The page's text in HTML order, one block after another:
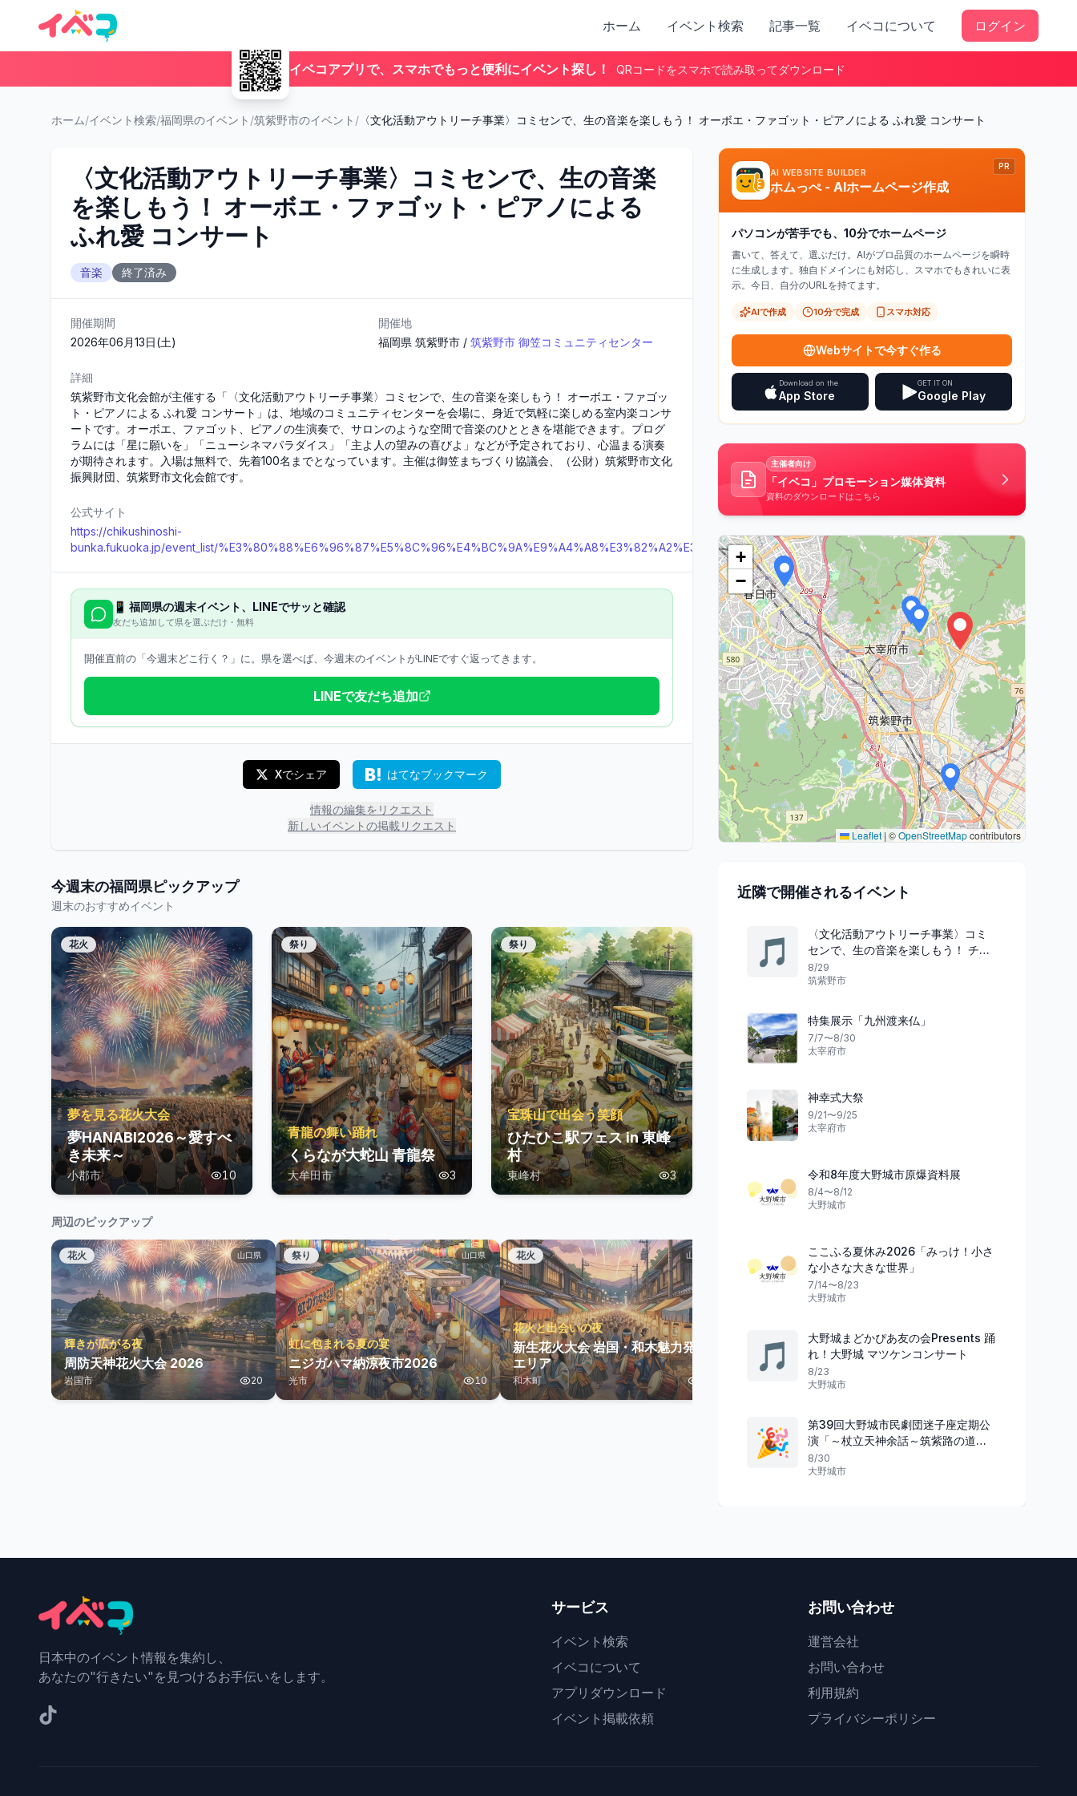
ホーム イベント検索 記事一覧 イベコについて ログイン
イベコアプリで、スマホでもっと便利にイベント探し！ QRコードをスマホで読み取ってダウンロード
ホーム/イベント検索/福岡県のイベント /筑紫野市のイベント / 〈文化活動アウトリーチ事業〉コミセンで、生の音楽を楽しもう！ オーボエ・ファゴット・ピアノによる ふれ愛 コンサート
〈文化活動アウトリーチ事業〉コミセンで、生の音楽
を楽しもう！ オーボエ・ファゴット・ピアノによる
ふれ愛 コンサート
音楽 終了済み
開催期間
2026年06月13日(土)
開催地
福岡県 筑紫野市 / 筑紫野市 御笠コミュニティセンター
詳細
筑紫野市文化会館が主催する「〈文化活動アウトリーチ事業〉コミセンで、生の音楽を楽しもう！ オーボエ・ファゴッ
ト・ピアノによる ふれ愛 コンサート」は、地域のコミュニティセンターを会場に、身近で気軽に楽しめる室内楽コンサ
ートです。オーボエ、ファゴット、ピアノの生演奏で、サロンのような空間で音楽のひとときを堪能できます。プログ
ラムには「星に願いを」「ニューシネマパラダイス」「主よ人の望みの喜びよ」などが予定されており、心温まる演奏
が期待されます。入場は無料で、先着100名までとなっています。主催は御笠まちづくり協議会、（公財）筑紫野市文化
振興財団、筑紫野市文化会館です。
公式サイト
https://chikushinoshi-
bunka.fukuoka.jp/event_list/
📱 福岡県の週末イベント、LINEでサッと確認
友だち追加して県を選ぶだけ・無料
開催直前の「今週末どこ行く？」に。県を選べば、今週末のイベントがLINEですぐ返ってきます。
LINEで友だち追加
Xでシェア はてなブックマーク
情報の編集をリクエスト
新しいイベントの掲載リクエスト
今週末の福岡県ピックアップ
週末のおすすめイベント
花火
夢を見る花火大会
夢HANABI2026～愛すべ
き未来～
小郡市 10
祭り
青龍の舞い踊れ
くらなが大蛇山 青龍祭
大牟田市 3
祭り
宝珠山で出会う笑顔
ひたひこ駅フェス in 東峰
村
東峰村 3
周辺のピックアップ
花火 山口県
輝きが広がる夜
周防天神花火大会 2026
岩国市 20
祭り 山口県
虹に包まれる夏の宴
ニジガハマ納涼夜市2026
光市 10
花火 山口県
花火と出会いの夜
新生花火大会 岩国・和木魅力発信
エリア
和木町
花火 佐賀県
夏夜の輝き
鹿島市民納涼花火大会
花火
湖面に輝く炎
第35回しだはら湖
PR
AI WEBSITE BUILDER
ホムっぺ - AIホームページ作成
パソコンが苦手でも、10分でホームページ
書いて、答えて、選ぶだけ。AIがプロ品質のホームページを瞬時
に生成します。独自ドメインにも対応し、スマホでもきれいに表
示。今日、自分のURLを持てます。
AIで作成 10分で完成 スマホ対応
Webサイトで今すぐ作る
Download on the
App Store
GET IT ON
Google Play
主催者向け
「イベコ」プロモーション媒体資料
資料のダウンロードはこちら
+
−
Leaflet | ©OpenStreetMapcontributors
近隣で開催されるイベント
🎵
〈文化活動アウトリーチ事業〉コミ
センで、生の音楽を楽しもう！ チェ
ロとピアノが織りなす “音楽のひとと
き”
8/29
筑紫野市
特集展示「九州渡来仏」
7/7〜8/30
太宰府市
神幸式大祭
9/21〜9/25
太宰府市
令和8年度大野城市原爆資料展
8/4〜8/12
大野城市
ここふる夏休み2026「みっけ！小さ
な小さな大きな世界」
7/14〜8/23
大野城市
🎵
大野城まどかぴあ友の会Presents 踊
れ！大野城 マツケンコンサート
8/23
大野城市
🎉
第39回大野城市民劇団迷子座定期公
演「～杖立天神余話～筑紫路の道
真」
8/30
大野城市
日本中のイベント情報を集約し、
あなたの"行きたい"を見つけるお手伝いをします。
サービス
イベント検索
イベコについて
アプリダウンロード
イベント掲載依頼
お問い合わせ
運営会社
お問い合わせ
利用規約
プライバシーポリシー